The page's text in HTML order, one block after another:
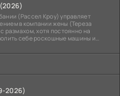
(Рассел Кроу) управляет
в компании жены (Тереза
размахом, хотя постоянно на
себе роскошные машины и
2026)